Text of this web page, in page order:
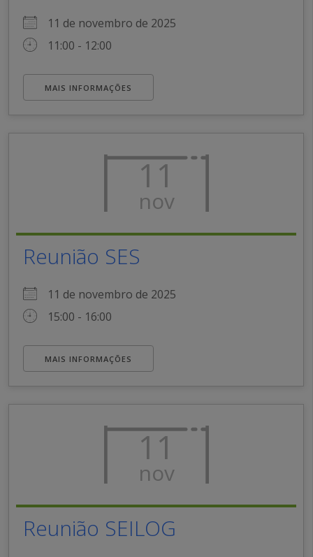
11 de novembro de 2025
11:00 - 12:00
MAIS INFORMAÇÕES
11
nov
Reunião SES
11 de novembro de 2025
15:00 - 16:00
MAIS INFORMAÇÕES
11
nov
Reunião SEILOG